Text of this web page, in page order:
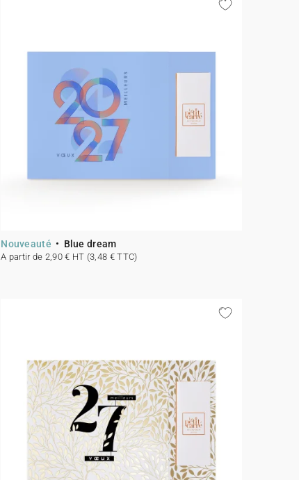
Nouveauté Blue dream
A partir de 2,90 € HT (3,48 € TTC)